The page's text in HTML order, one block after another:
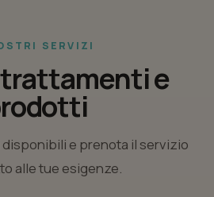
SERVIZI
trattamenti e
e prenota il servizio
alle tue esigenze.